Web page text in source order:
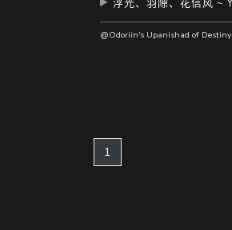
@Odoriin's Upanishad of Destiny
1